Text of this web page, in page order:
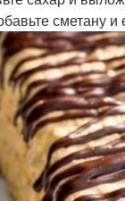
сметану